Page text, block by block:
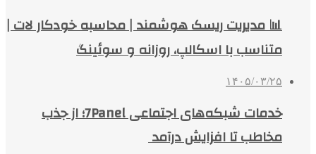
📊 مدیریت ریسک هوشمند | محاسبه خودکار لات |
متناسب با اسکالپ، روزانه و سوئینگ
۱۴۰۵/۰۳/۲۵
خدمات شبکه‌های اجتماعی 7Panel؛ از جذب
مخاطب تا افزایش درآمد